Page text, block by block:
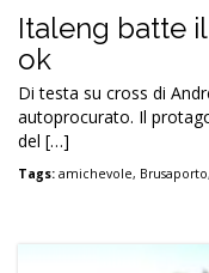
Italeng batte
ok
Di testa su cross di
autoprocurato. Il
del […]
Tags: amichevole, Brusaporto,